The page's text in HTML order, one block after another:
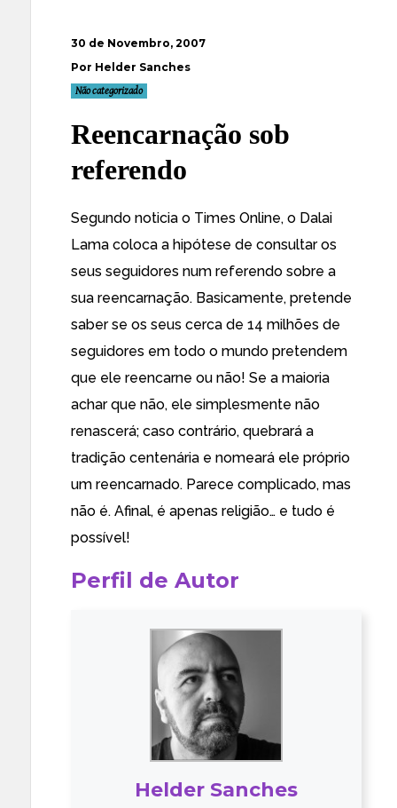
30 de Novembro, 2007
Por Helder Sanches
Não categorizado
Reencarnação sob
referendo
Segundo noticia o Times Online, o Dalai
Lama coloca a hipótese de consultar os
seus seguidores num referendo sobre a
sua reencarnação. Basicamente, pretende
saber se os seus cerca de 14 milhões de
seguidores em todo o mundo pretendem
que ele reencarne ou não! Se a maioria
achar que não, ele simplesmente não
renascerá; caso contrário, quebrará a
tradição centenária e nomeará ele próprio
um reencarnado. Parece complicado, mas
não é. Afinal, é apenas religião… e tudo é
possível!
Perfil de Autor
Helder Sanches